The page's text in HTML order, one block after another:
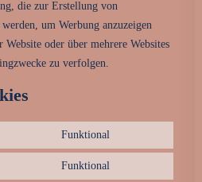
die zur Erstellung von
um Werbung anzuzeigen
Website oder über mehrere Websites
zu verfolgen.
Funktional
Funktional